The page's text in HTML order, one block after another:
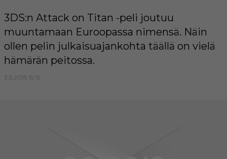
3DS:n Attack on Titan -peli joutuu
muuntamaan Euroopassa nimensä. Näin
ollen pelin julkaisuajankohta täällä on vielä
hämärän peitossa.
3.5.2015 15:15